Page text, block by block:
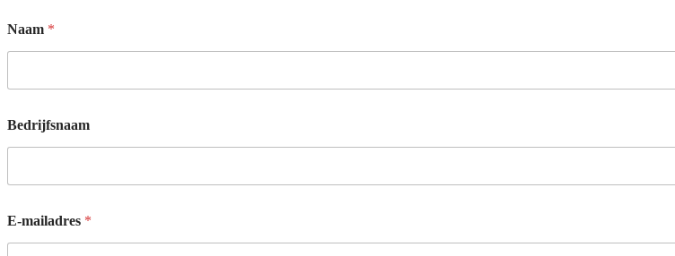
Naam *
a
a
n
e
m
Bedrijfsnaam
E-mailadres *